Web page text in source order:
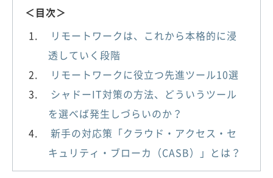
＜目次＞
リモートワークは、これから本格的に浸
透していく段階
リモートワークに役立つ先進ツール10選
シャドーIT対策の方法、どういうツール
を選べば発生しづらいのか？
新手の対応策「クラウド・アクセス・セ
キュリティ・ブローカ（CASB）」とは？